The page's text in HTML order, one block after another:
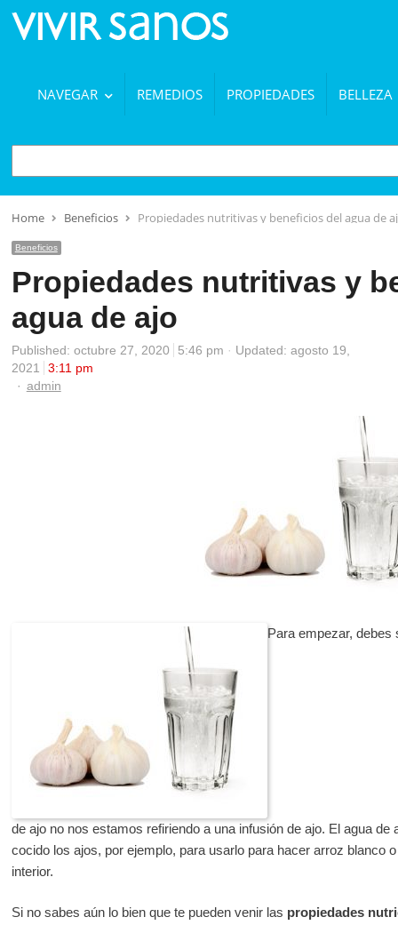
NAVEGAR REMEDIOS PROPIEDADES BELLEZA
BUSCAR
Home Beneficios Propiedades nutritivas y beneficios del agua de
Beneficios
Propiedades nutritivas y
agua de ajo
Published: octubre 27, 2020 5:46 pm
Updated: agosto 19,
2021
3:11 pm
Author
admin
Para empezar, debes
de ajo no nos estamos refiriendo a una infusión de ajo. El agua de
cocido los ajos, por ejemplo, para usarlo para hacer arroz blanco
interior.
Si no sabes aún lo bien que te pueden venir las propiedades